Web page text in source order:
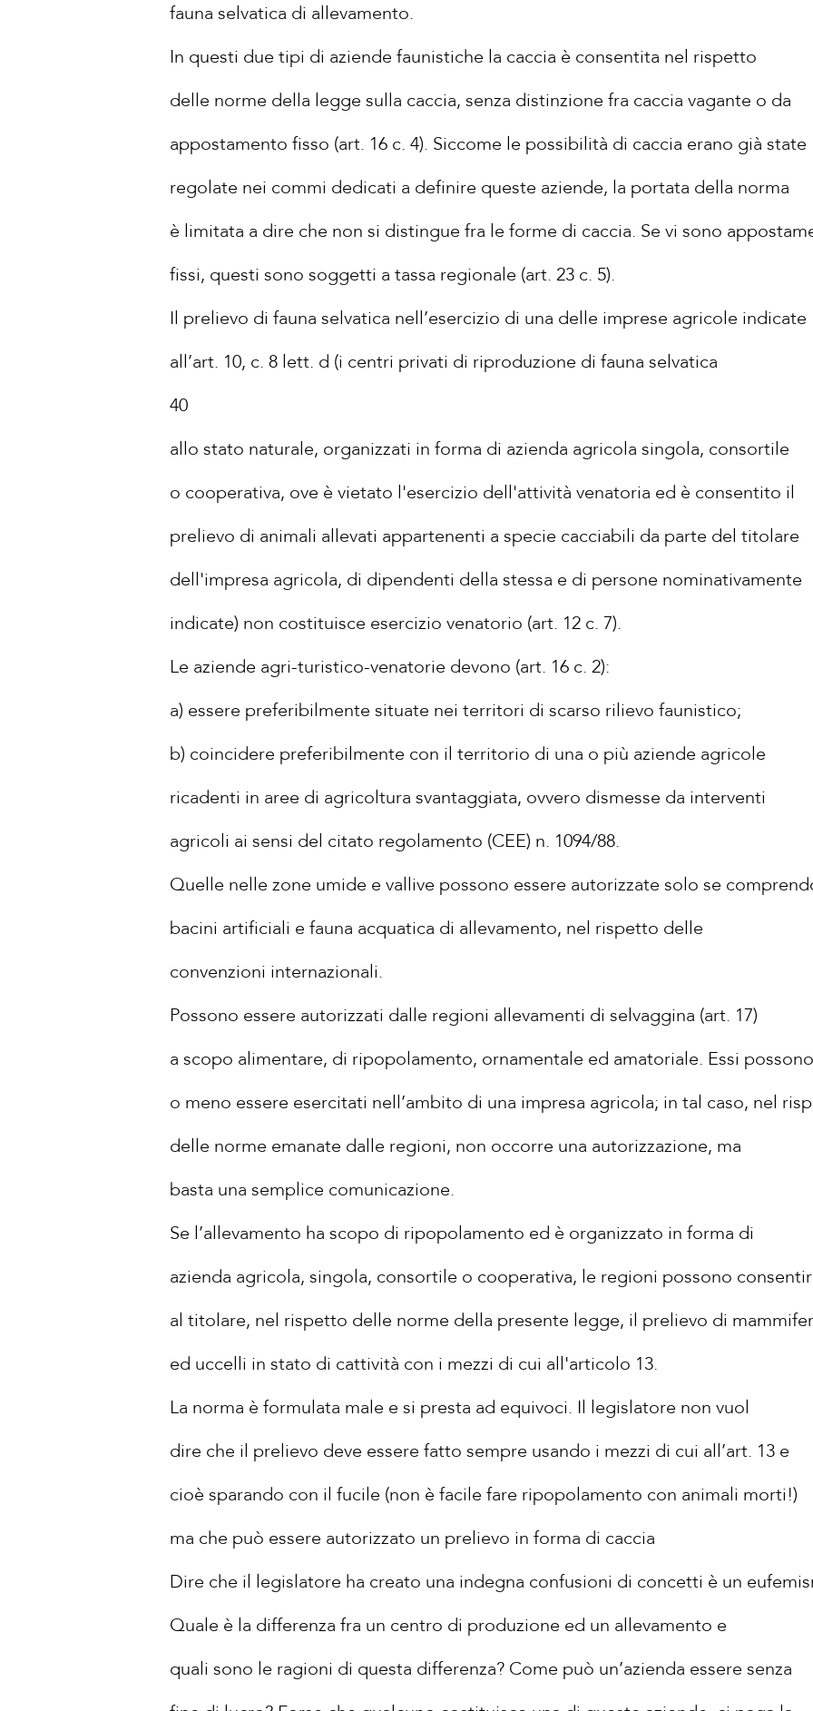
fauna selvatica di allevamento.
In questi due tipi di aziende faunistiche la caccia è consentita nel rispetto
delle norme della legge sulla caccia, senza distinzione fra caccia vagante o da
appostamento fisso (art. 16 c. 4). Siccome le possibilità di caccia erano già state
regolate nei commi dedicati a definire queste aziende, la portata della norma
è limitata a dire che non si distingue fra le forme di caccia. Se vi sono
fissi, questi sono soggetti a tassa regionale (art. 23 c. 5).
Il prelievo di fauna selvatica nell’esercizio di una delle imprese agricole indicate
all’art. 10, c. 8 lett. d (i centri privati di riproduzione di fauna selvatica
40
allo stato naturale, organizzati in forma di azienda agricola singola, consortile
o cooperativa, ove è vietato l'esercizio dell'attività venatoria ed è consentito il
prelievo di animali allevati appartenenti a specie cacciabili da parte del titolare
dell'impresa agricola, di dipendenti della stessa e di persone nominativamente
indicate) non costituisce esercizio venatorio (art. 12 c. 7).
Le aziende agri-turistico-venatorie devono (art. 16 c. 2):
a) essere preferibilmente situate nei territori di scarso rilievo faunistico;
b) coincidere preferibilmente con il territorio di una o più aziende agricole
ricadenti in aree di agricoltura svantaggiata, ovvero dismesse da interventi
agricoli ai sensi del citato regolamento (CEE) n. 1094/88.
Quelle nelle zone umide e vallive possono essere autorizzate solo se
bacini artificiali e fauna acquatica di allevamento, nel rispetto delle
convenzioni internazionali.
Possono essere autorizzati dalle regioni allevamenti di selvaggina (art. 17)
a scopo alimentare, di ripopolamento, ornamentale ed amatoriale. Essi possono
o meno essere esercitati nell’ambito di una impresa agricola; in tal caso, nel
delle norme emanate dalle regioni, non occorre una autorizzazione, ma
basta una semplice comunicazione.
Se l’allevamento ha scopo di ripopolamento ed è organizzato in forma di
azienda agricola, singola, consortile o cooperativa, le regioni possono
al titolare, nel rispetto delle norme della presente legge, il prelievo di
ed uccelli in stato di cattività con i mezzi di cui all'articolo 13.
La norma è formulata male e si presta ad equivoci. Il legislatore non vuol
dire che il prelievo deve essere fatto sempre usando i mezzi di cui all’art. 13 e
cioè sparando con il fucile (non è facile fare ripopolamento con animali morti!)
ma che può essere autorizzato un prelievo in forma di caccia
Dire che il legislatore ha creato una indegna confusioni di concetti è un
Quale è la differenza fra un centro di produzione ed un allevamento e
quali sono le ragioni di questa differenza? Come può un’azienda essere senza